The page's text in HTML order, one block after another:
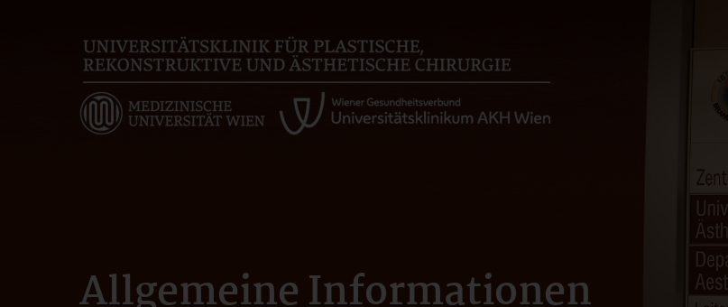
Allgemeine Informationen